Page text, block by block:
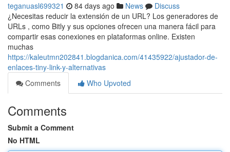
teganuasl699321 84 days ago News
Discuss
¿Necesitas reducir la extensión de un URL? Los generadores de
URLs , como Bitly y sus opciones ofrecen una manera fácil para
compartir esas conexiones en plataformas online. Existen
muchas
https://kaleutmn202841.blogdanica.com/41435922/ajustador-de-
enlaces-tiny-link-y-alternativas
Comments
Who Upvoted
Comments
Submit a Comment
No HTML